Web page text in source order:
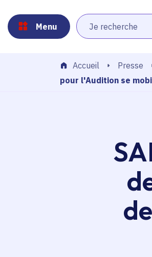
Menu
Accueil Presse
pour l'Audition se